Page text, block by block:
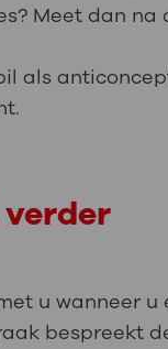
Meet dan
als
u wanneer
bespreekt